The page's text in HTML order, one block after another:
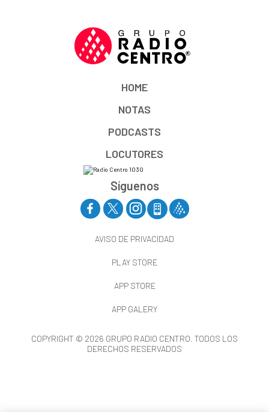
HOME
NOTAS
PODCASTS
LOCUTORES
Síguenos
AVISO DE PRIVACIDAD
PLAY STORE
APP STORE
APP GALERY
COPYRIGHT © 2026 GRUPO RADIO CENTRO. TODOS LOS
DERECHOS RESERVADOS